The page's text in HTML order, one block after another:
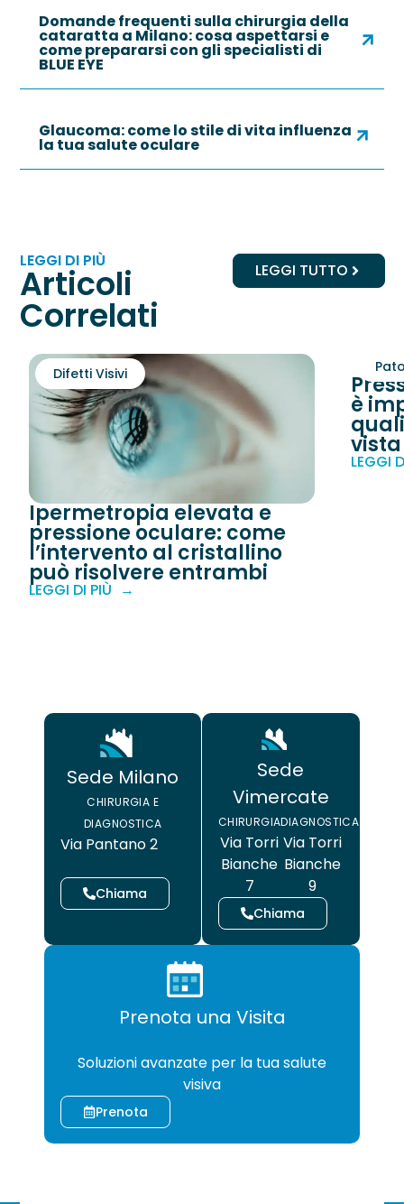
Domande frequenti sulla chirurgia della
cataratta a Milano: cosa aspettarsi e
come prepararsi con gli specialisti di
BLUE EYE
Glaucoma: come lo stile di vita influenza
la tua salute oculare
LEGGI DI PIÙ
Articoli
Correlati
LEGGI TUTTO
Ipermetropia elevata e
pressione oculare: come
l’intervento al cristallino
può risolvere entrambi
Difetti Visivi
LEGGI DI PIÙ
è
vista
LEGGI
Sede Milano
CHIRURGIA E
DIAGNOSTICA
Via Pantano 2
Chiama
Sede
Vimercate
CHIRURGIA
Via Torri
Bianche
7
DIAGNOSTICA
Via Torri
Bianche
9
Chiama
Prenota una Visita
Soluzioni avanzate per la tua salute
visiva
Prenota